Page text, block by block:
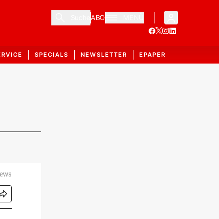
ABO
SPECIALS NEWSLETTER EPAPER